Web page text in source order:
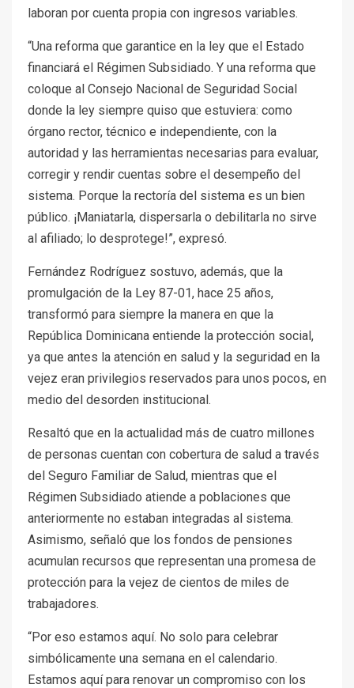
laboran por cuenta propia con ingresos variables.
“Una reforma que garantice en la ley que el Estado
financiará el Régimen Subsidiado. Y una reforma que
coloque al Consejo Nacional de Seguridad Social
donde la ley siempre quiso que estuviera: como
órgano rector, técnico e independiente, con la
autoridad y las herramientas necesarias para evaluar,
corregir y rendir cuentas sobre el desempeño del
sistema. Porque la rectoría del sistema es un bien
público. ¡Maniatarla, dispersarla o debilitarla no sirve
al afiliado; lo desprotege!”, expresó.
Fernández Rodríguez sostuvo, además, que la
promulgación de la Ley 87-01, hace 25 años,
transformó para siempre la manera en que la
República Dominicana entiende la protección social,
ya que antes la atención en salud y la seguridad en la
vejez eran privilegios reservados para unos pocos, en
medio del desorden institucional.
Resaltó que en la actualidad más de cuatro millones
de personas cuentan con cobertura de salud a través
del Seguro Familiar de Salud, mientras que el
Régimen Subsidiado atiende a poblaciones que
anteriormente no estaban integradas al sistema.
Asimismo, señaló que los fondos de pensiones
acumulan recursos que representan una promesa de
protección para la vejez de cientos de miles de
trabajadores.
“Por eso estamos aquí. No solo para celebrar
simbólicamente una semana en el calendario.
Estamos aquí para renovar un compromiso con los